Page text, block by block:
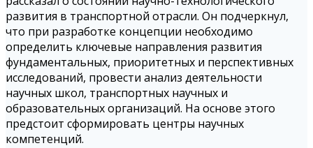
развития в транспортной отрасли. Он подчеркнул,
что при разработке концепции необходимо
определить ключевые направления развития
фундаментальных, приоритетных и перспективных
исследований, провести анализ деятельности
научных школ, транспортных научных и
образовательных организаций. На основе этого
предстоит сформировать центры научных
компетенций.